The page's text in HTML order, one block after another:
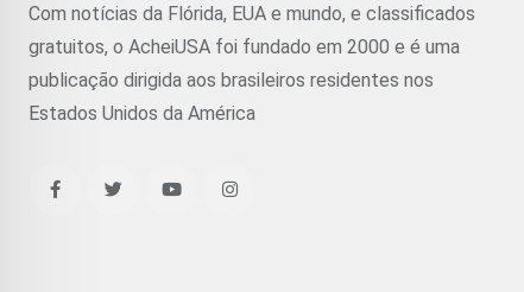
Com notícias da Flórida, EUA e mundo, e classificados
gratuitos, o AcheiUSA foi fundado em 2000 e é uma
publicação dirigida aos brasileiros residentes nos
Estados Unidos da América